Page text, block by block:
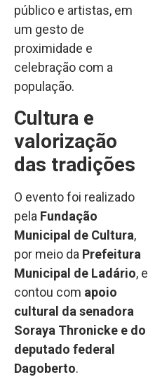
público e artistas, em
um gesto de
proximidade e
celebração com a
população.
Cultura e
valorização
das tradições
O evento foi realizado
pela Fundação
Municipal de Cultura,
por meio da Prefeitura
Municipal de Ladário, e
contou com apoio
cultural da senadora
Soraya Thronicke e do
deputado federal
Dagoberto.